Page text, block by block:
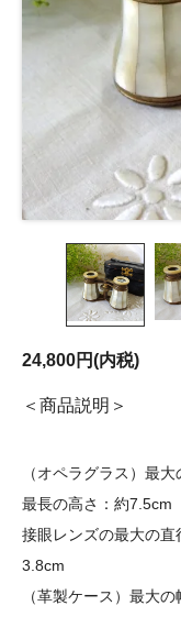
24,800円(内税)
商品説明
（オペラグラス）最
最長の高さ：約7.5cm
接眼レンズの最大の
3.8cm
（革製ケース）最大